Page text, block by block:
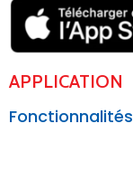
APPLICATION
Fonctionnalités